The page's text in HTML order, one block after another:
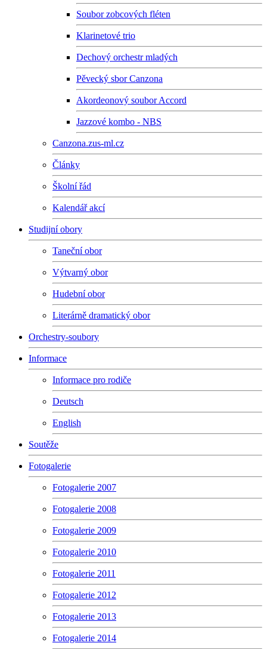
Soubor zobcových fléten
Klarinetové trio
Dechový orchestr mladých
Pěvecký sbor Canzona
Akordeonový soubor Accord
Jazzové kombo - NBS
Canzona.zus-ml.cz
Články
Školní řád
Kalendář akcí
Studijní obory
Taneční obor
Výtvarný obor
Hudební obor
Literárně dramatický obor
Orchestry-soubory
Informace
Informace pro rodiče
Deutsch
English
Soutěže
Fotogalerie
Fotogalerie 2007
Fotogalerie 2008
Fotogalerie 2009
Fotogalerie 2010
Fotogalerie 2011
Fotogalerie 2012
Fotogalerie 2013
Fotogalerie 2014